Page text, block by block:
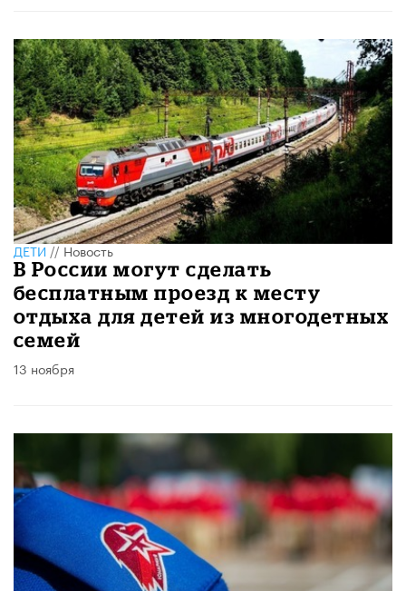
ДЕТИ//Новость
В России могут сделать
бесплатным проезд к месту
отдыха для детей из многодетных
семей
13 ноября